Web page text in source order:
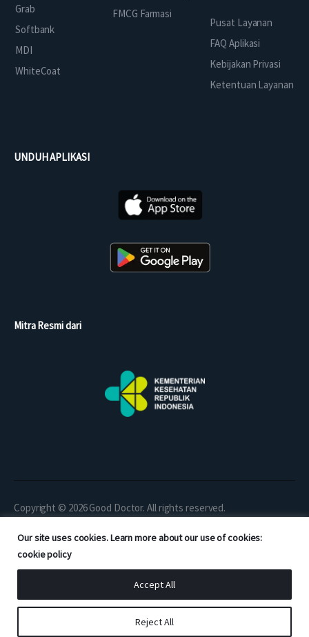
Our site uses cookies. Learn more about our use of cookies:
cookie policy
Reject All
Accept All
Grab
Softbank
MDI
WhiteCoat
FMCG Farmasi
Pusat Layanan
FAQ Aplikasi
Kebijakan Privasi
Ketentuan Layanan
UNDUH APLIKASI
Mitra Resmi dari
Copyright © 2026 Good Doctor. All rights reserved.